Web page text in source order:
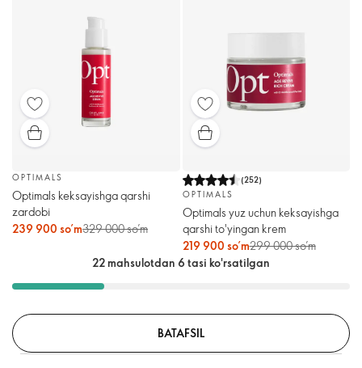
OPTIMALS
Optimals keksayishga qarshi
zardobi
239 900 so’m329 000 so’m
(252)
OPTIMALS
Optimals yuz uchun keksayishga
qarshi to'yingan krem
219 900 so’m299 000 so’m
22 mahsulotdan 6 tasi ko'rsatilgan
BATAFSIL